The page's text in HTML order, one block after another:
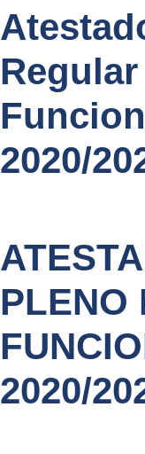
Regular
2020/
PLENO
2020/